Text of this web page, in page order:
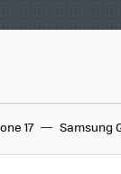
17 Samsung